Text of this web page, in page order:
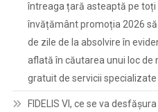
întreaga țară asteaptă pe
învățământ promoția 2026
de zile de la absolvire în
aflată în căutarea unui loc
gratuit de servicii specializate
FIDELIS VI, ce se va